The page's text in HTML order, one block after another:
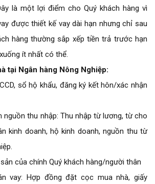
là một lợi điểm cho Quý khách hàng vì
được thiết kế vay dài hạn nhưng chỉ sau
hàng thường sắp xếp tiền trả trước hạn
ít nhất có thể.
tại Ngân hàng Nông Nghiệp:
sổ hộ khẩu, đăng ký kết hôn/xác nhận
nguồn thu nhập: Thu nhập từ lương, từ cho
kinh doanh, hộ kinh doanh, nguồn thu từ
của chính Quý khách hàng/người thân
vay: Hợp đồng đặt cọc mua nhà, giấy